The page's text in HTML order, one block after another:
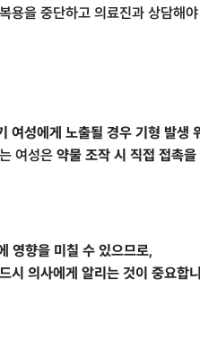
용을 중단하고 의료진과 상담해
여성에게 노출될 경우 기형 발생
여성은 약물 조작 시 직접 접촉
영향을 미칠 수 있으므로,
시 의사에게 알리는 것이 중요합